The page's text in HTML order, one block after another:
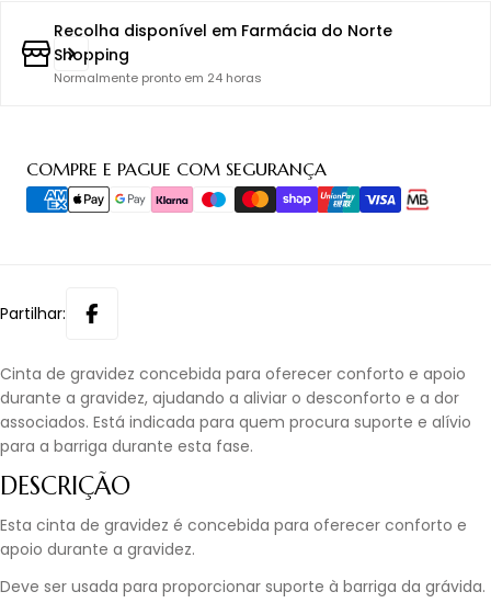
Recolha disponível em Farmácia do Norte
Shopping
Normalmente pronto em 24 horas
COMPRE E PAGUE COM SEGURANÇA
Métodos
de
pagamento
Partilhar:
Cinta de gravidez concebida para oferecer conforto e apoio
durante a gravidez, ajudando a aliviar o desconforto e a dor
associados. Está indicada para quem procura suporte e alívio
para a barriga durante esta fase.
DESCRIÇÃO
Esta cinta de gravidez é concebida para oferecer conforto e
apoio durante a gravidez.
Deve ser usada para proporcionar suporte à barriga da grávida.